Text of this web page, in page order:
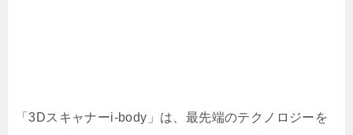
「3Dスキャナーi-body」は、最先端のテクノロジーを